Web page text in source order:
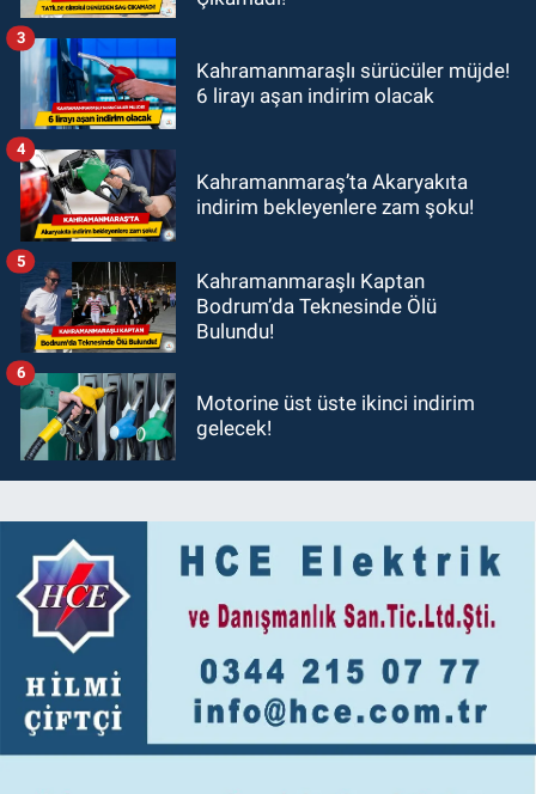
Kahramanmaraşlı sürücüler müjde!
6 lirayı aşan indirim olacak
3
Kahramanmaraş’ta Akaryakıta
indirim bekleyenlere zam şoku!
4
Kahramanmaraşlı Kaptan
Bodrum’da Teknesinde Ölü
Bulundu!
5
Motorine üst üste ikinci indirim
gelecek!
6